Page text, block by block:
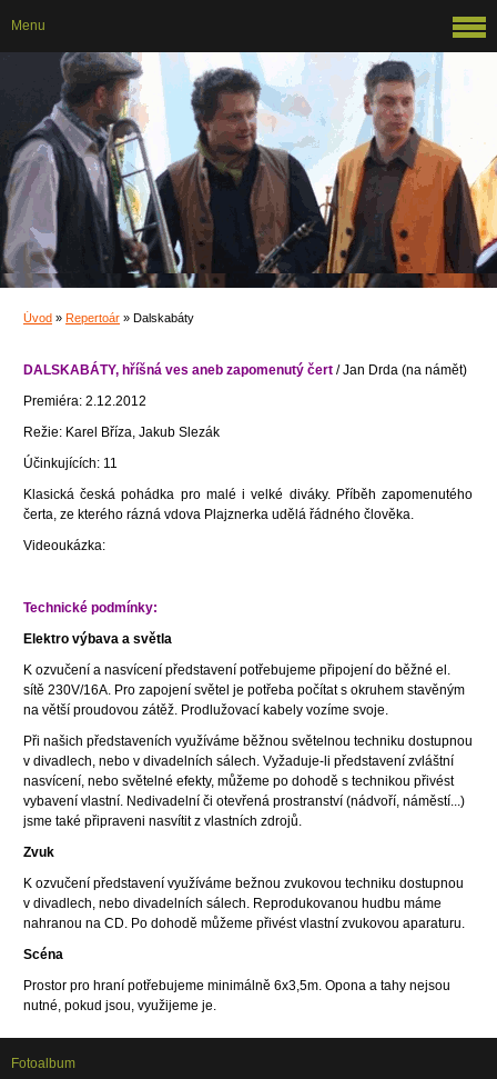
Úvod » Repertoár » Dalskabáty
DALSKABÁTY, hříšná ves aneb zapomenutý čert / Jan Drda (na námět)
Premiéra: 2.12.2012
Režie: Karel Bříza, Jakub Slezák
Účinkujících: 11
Klasická česká pohádka pro malé i velké diváky. Příběh zapomenutého
čerta, ze kterého rázná vdova Plajznerka udělá řádného člověka.
Videoukázka:
Technické podmínky:
Elektro výbava a světla
K ozvučení a nasvícení představení potřebujeme připojení do běžné el.
sítě 230V/16A. Pro zapojení světel je potřeba počítat s okruhem stavěným
na větší proudovou zátěž. Prodlužovací kabely vozíme svoje.
Při našich představeních využíváme běžnou světelnou techniku dostupnou
v divadlech, nebo v divadelních sálech. Vyžaduje-li představení zvláštní
nasvícení, nebo světelné efekty, můžeme po dohodě s technikou přivést
vybavení vlastní. Nedivadelní či otevřená prostranství (nádvoří, náměstí...)
jsme také připraveni nasvítit z vlastních zdrojů.
Zvuk
K ozvučení představení využíváme bežnou zvukovou techniku dostupnou
v divadlech, nebo divadelních sálech. Reprodukovanou hudbu máme
nahranou na CD. Po dohodě můžeme přivést vlastní zvukovou aparaturu.
Scéna
Prostor pro hraní potřebujeme minimálně 6x3,5m. Opona a tahy nejsou
nutné, pokud jsou, využijeme je.
Menu
Fotoalbum